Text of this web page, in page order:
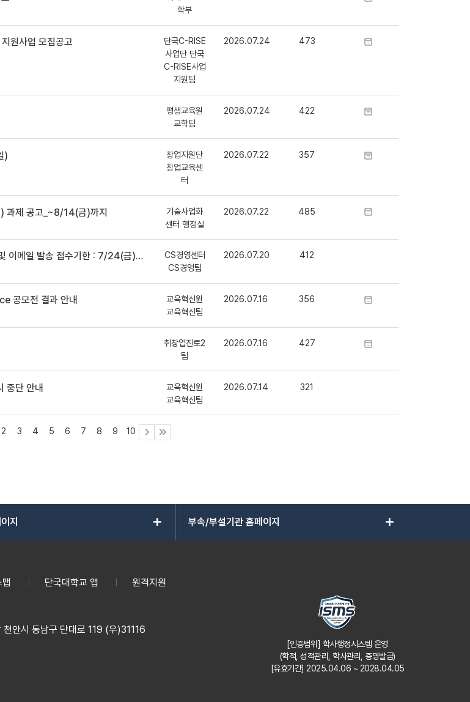
학부
원사업 모집공고
단국C-RISE
사업단 단국
C-RISE사업
지원팀
2026.07.24 473
평생교육원
교학팀
2026.07.24 422
)
창업지원단
창업교육센
터
2026.07.22 357
과제 공고_~8/14(금)까지
기술사업화
센터 행정실
2026.07.22 485
송 접수기한 : 7/24(금) 오후 12시까지)
CS경영센터
CS경영팀
2026.07.20 412
공모전 결과 안내
교육혁신원
교육혁신팀
2026.07.16 356
취창업진로2
팀
2026.07.16 427
중단 안내
교육혁신원
교육혁신팀
2026.07.14 321
2 3 4 5 6 7 8 9 10
지 add 부속/부설기관 홈페이지 add
단국대학교 앱 원격지원
안시 동남구 단대로 119 (우)31116
[인증범위] 학사행정시스템 운영
(학적, 성적관리, 학사관리, 증명발급)
[유효기간] 2025.04.06 ~ 2028.04.05